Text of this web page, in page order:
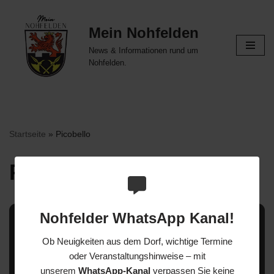
Nohfelder WhatsApp Kanal!
Ob Neuigkeiten aus dem Dorf, wichtige Termine
oder Veranstaltungshinweise – mit
unserem WhatsApp-Kanalverpassen Sie keine
Zum
Inhalt
springen
Mein Nohfelden
News & Informationen rund um
Nohfelden.
Startseite » Picobello
Picobello